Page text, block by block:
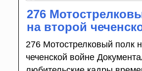
276
на второй
276 Мотострелковый полк
чеченской войне